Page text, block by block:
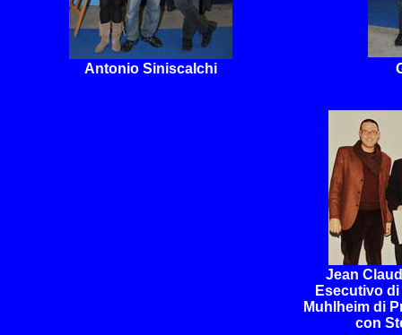
Antonio Siniscalchi
Jean
Esecutivo
Muhlheim di
con